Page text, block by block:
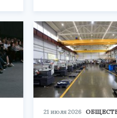
21 июля 2026